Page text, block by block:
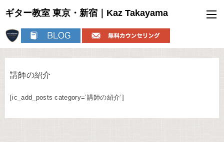
ギター教室 東京・新宿｜Kaz Takayama
講師の紹介
[ic_add_posts category=’講師の紹介’]